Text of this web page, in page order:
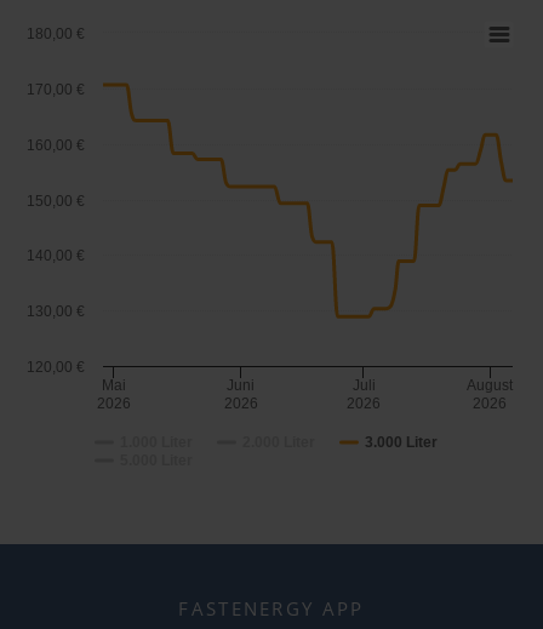
3.000 Liter
Mai
2026
Juni
2026
Juli
2026
August
2026
120,00 €
130,00 €
140,00 €
150,00 €
160,00 €
170,00 €
180,00 €
FASTENERGY APP